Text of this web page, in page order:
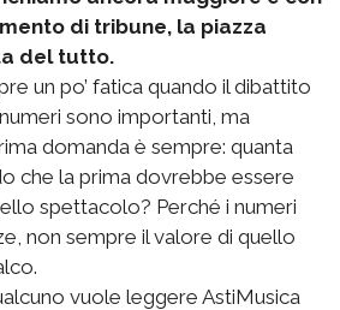
di tribune, la piazza
del tutto.
un po’ fatica quando il dibattito
sono importanti, ma
domanda è sempre: quanta
che la prima dovrebbe essere
spettacolo? Perché i numeri
non sempre il valore di quello
vuole leggere AstiMusica